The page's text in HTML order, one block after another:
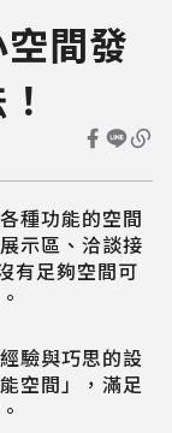
間發
種功能的空間
示區、洽談接
有足夠空間可
驗與巧思的設
空間」，滿足